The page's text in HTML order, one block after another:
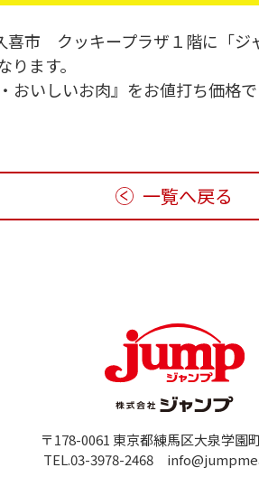
喜市 クッキープラザ１階に「ジ
ます。
おいしいお肉』をお値打ち価格
一覧へ戻る
〒178-0061 東京都練馬区大泉学園
TEL.03-3978-2468